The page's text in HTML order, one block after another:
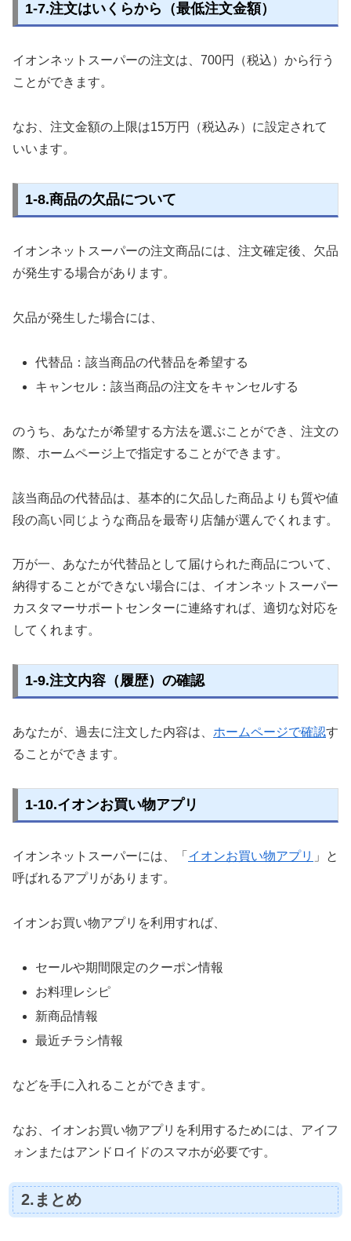
1-7.注文はいくらから（最低注文金額）
イオンネットスーパーの注文は、700円（税込）から行う
ことができます。
なお、注文金額の上限は15万円（税込み）に設定されて
いいます。
1-8.商品の欠品について
イオンネットスーパーの注文商品には、注文確定後、欠品
が発生する場合があります。
欠品が発生した場合には、
代替品：該当商品の代替品を希望する
キャンセル：該当商品の注文をキャンセルする
のうち、あなたが希望する方法を選ぶことができ、注文の
際、ホームページ上で指定することができます。
該当商品の代替品は、基本的に欠品した商品よりも質や値
段の高い同じような商品を最寄り店舗が選んでくれます。
万が一、あなたが代替品として届けられた商品について、
納得することができない場合には、イオンネットスーパー
カスタマーサポートセンターに連絡すれば、適切な対応を
してくれます。
1-9.注文内容（履歴）の確認
あなたが、過去に注文した内容は、 ホームページで確認す
ることができます。
1-10.イオンお買い物アプリ
イオンネットスーパーには、「 イオンお買い物アプリ 」と
呼ばれるアプリがあります。
イオンお買い物アプリを利用すれば、
セールや期間限定のクーポン情報
お料理レシピ
新商品情報
最近チラシ情報
などを手に入れることができます。
なお、イオンお買い物アプリを利用するためには、アイフ
ォンまたはアンドロイドのスマホが必要です。
2.まとめ